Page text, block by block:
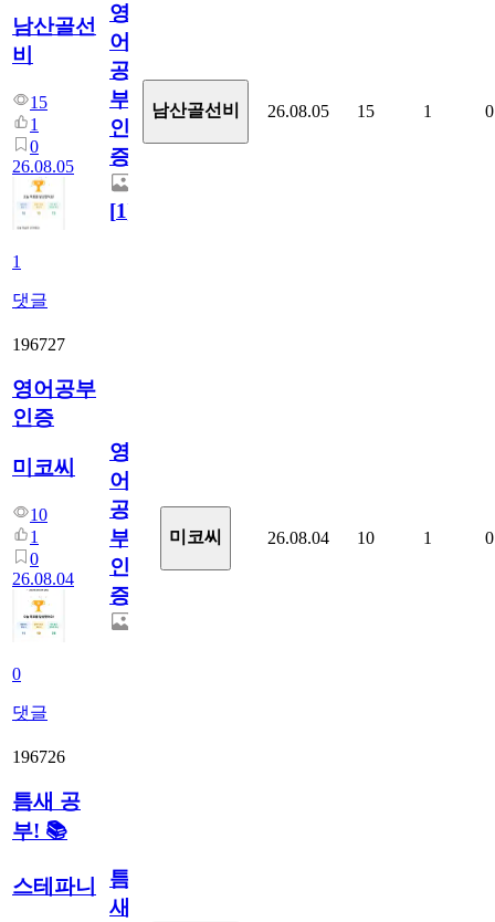
남산골선
비
15
1
0
26.08.05
1
댓글
영
어
공
부
인
증
[1]
남산골선비 26.08.05 15 1 0
196727
영어공부
인증
미코씨
10
1
0
26.08.04
0
댓글
영
어
공
부
인
증
미코씨 26.08.04 10 1 0
196726
틈새 공
부! 📚
스테파니
틈
새